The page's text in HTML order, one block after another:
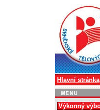
Hlavní stránka
Výkonný